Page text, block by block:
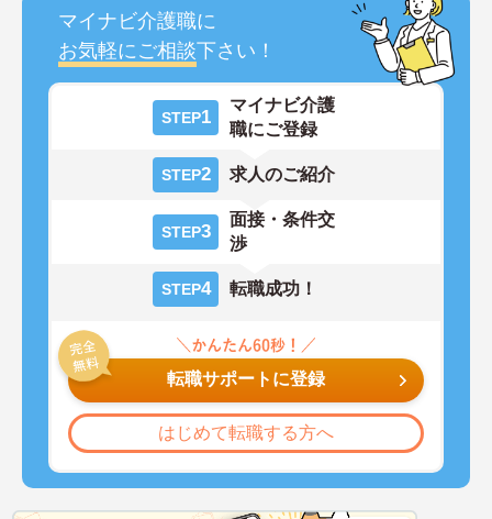
マイナビ介護職に
お気軽にご相談下さい！
STEP1
マイナビ介護
職にご登録
STEP2 求人のご紹介
STEP3
面接・条件交
渉
STEP4 転職成功！
転職サポートに登録
はじめて転職する方へ